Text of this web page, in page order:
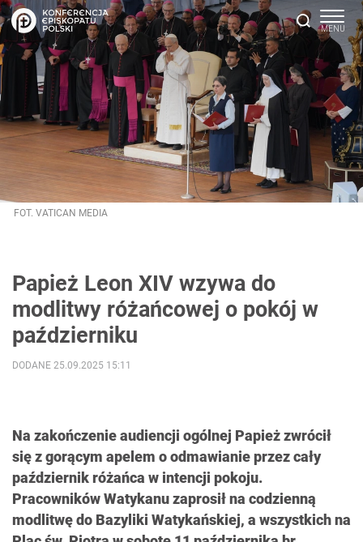
FOT. VATICAN MEDIA
Papież Leon XIV wzywa do
modlitwy różańcowej o pokój w
październiku
Na zakończenie audiencji ogólnej Papież zwrócił
się z gorącym apelem o odmawianie przez cały
październik różańca w intencji pokoju.
Pracowników Watykanu zaprosił na codzienną
modlitwę do Bazyliki Watykańskiej, a wszystkich na
DODANE 25.09.2025 15:11